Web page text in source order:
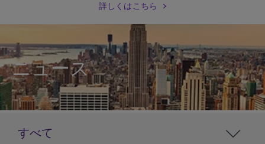
詳しくはこちら
ニュース
すべて